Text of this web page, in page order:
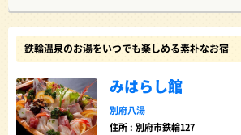
鉄輪温泉のお湯をいつでも楽しめる素朴なお宿
みはらし館
別府八湯
住所 : 別府市鉄輪127